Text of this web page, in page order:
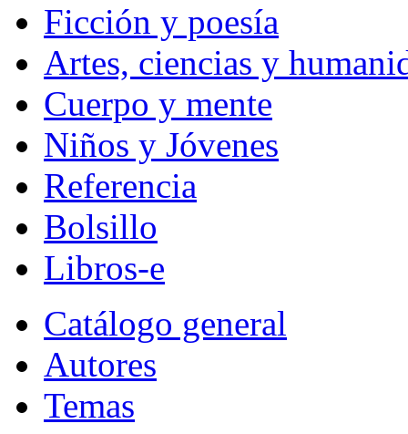
Ficción y poesía
Artes, ciencias y
Cuerpo y mente
Niños y Jóvenes
Referencia
Bolsillo
Libros-e
Catálogo general
Autores
Temas